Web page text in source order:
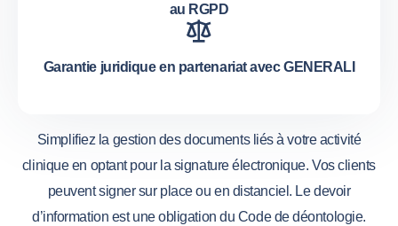
au RGPD
Garantie juridique en partenariat avec GENERALI
Simplifiez la gestion des documents liés à votre activité
clinique en optant pour la signature électronique. Vos clients
peuvent signer sur place ou en distanciel. Le devoir
d’information est une obligation du Code de déontologie.